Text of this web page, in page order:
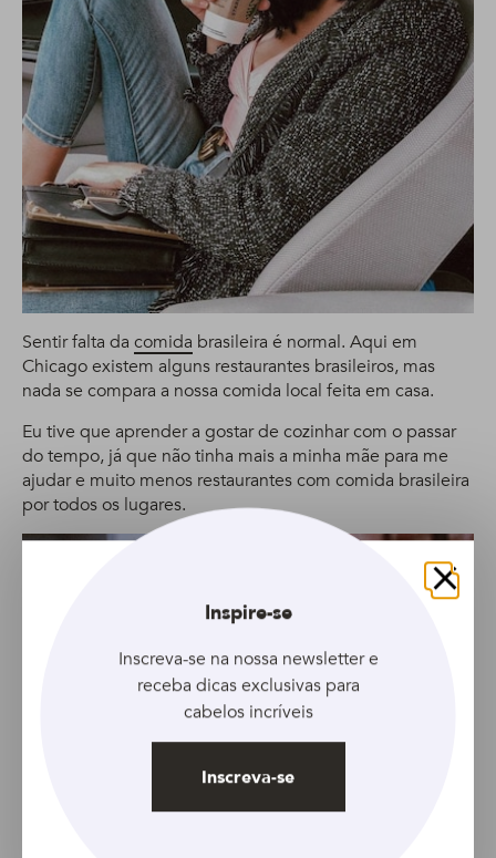
Sentir falta da comida brasileira é normal. Aqui em
Chicago existem alguns restaurantes brasileiros, mas
nada se compara a nossa comida local feita em casa.
Eu tive que aprender a gostar de cozinhar com o passar
do tempo, já que não tinha mais a minha mãe para me
ajudar e muito menos restaurantes com comida brasileira
por todos os lugares.
Fechar
Inspire-se
Inscreva-se na nossa newsletter e
receba dicas exclusivas para
cabelos incríveis
Inscreva-se